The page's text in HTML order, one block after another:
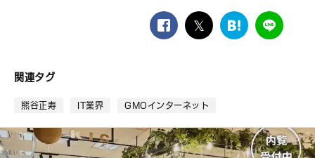
facebook
twitter
は
ー
ク
LINE
関連タグ
熊谷正寿 IT業界 GMOインターネット